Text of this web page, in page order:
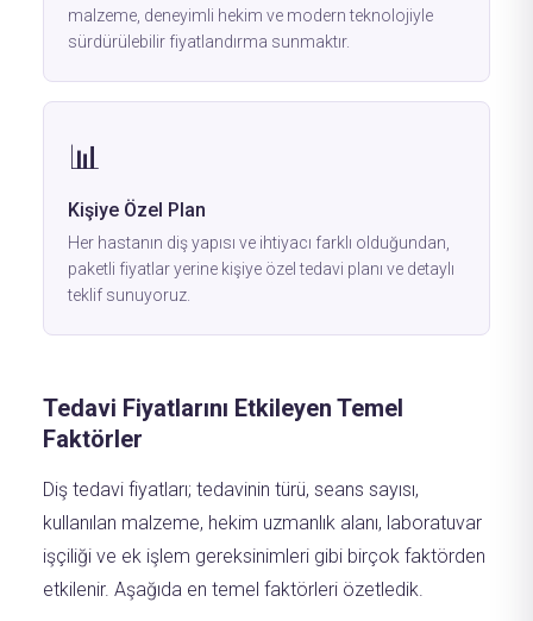
malzeme, deneyimli hekim ve modern teknolojiyle
sürdürülebilir fiyatlandırma sunmaktır.
📊
Kişiye Özel Plan
Her hastanın diş yapısı ve ihtiyacı farklı olduğundan,
paketli fiyatlar yerine kişiye özel tedavi planı ve detaylı
teklif sunuyoruz.
Tedavi Fiyatlarını Etkileyen Temel
Faktörler
Diş tedavi fiyatları; tedavinin türü, seans sayısı,
kullanılan malzeme, hekim uzmanlık alanı, laboratuvar
işçiliği ve ek işlem gereksinimleri gibi birçok faktörden
etkilenir. Aşağıda en temel faktörleri özetledik.